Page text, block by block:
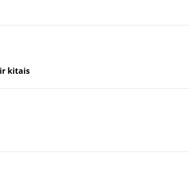
kitais